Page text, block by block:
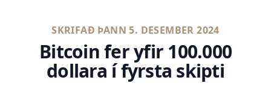
SKRIFAÐ ÞANN5. DESEMBER 2024
Bitcoin fer yfir 100.000
dollara í fyrsta skipti